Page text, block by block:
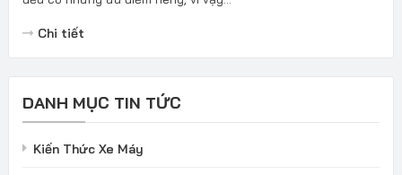
Chi tiết
DANH MỤC TIN TỨC
Kiến Thức Xe Máy